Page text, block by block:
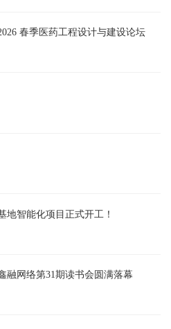
春季医药工程设计与建设论坛
地智能化项目正式开工！
网络第31期读书会圆满落幕